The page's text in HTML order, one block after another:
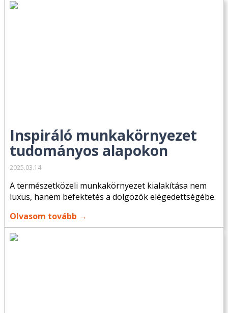
Inspiráló munkakörnyezet
tudományos alapokon
2025.03.14
A természetközeli munkakörnyezet kialakítása nem
luxus, hanem befektetés a dolgozók elégedettségébe.
Olvasom tovább →